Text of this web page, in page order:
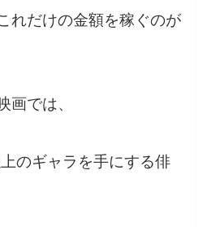
れだけの金額を稼ぐのが
画では、
のギャラを手にする俳